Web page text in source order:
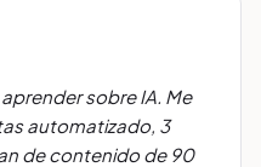
sobre IA. Me
automatizado, 3
de contenido de 90